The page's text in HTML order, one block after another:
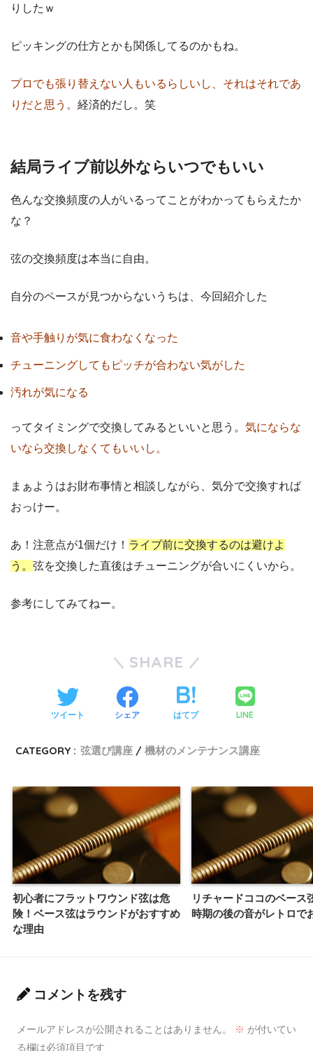
りしたｗ
ピッキングの仕方とかも関係してるのかもね。
プロでも張り替えない人もいるらしいし、それはそれであ
りだと思う。 経済的だし。笑
結局ライブ前以外ならいつでもいい
色んな交換頻度の人がいるってことがわかってもらえたか
な？
弦の交換頻度は本当に自由。
自分のペースが見つからないうちは、今回紹介した
音や手触りが気に食わなくなった
チューニングしてもピッチが合わない気がした
汚れが気になる
ってタイミングで交換してみるといいと思う。 気にならな
いなら交換しなくてもいいし。
まぁようはお財布事情と相談しながら、気分で交換すれば
おっけー。
あ！注意点が1個だけ！ ライブ前に交換するのは避けよ
う。 弦を交換した直後はチューニングが合いにくいから。
参考にしてみてねー。
SHARE
ツイート シェア はてブ LINE
CATEGORY : 弦選び講座 機材のメンテナンス講座
初心者にフラットワウンド弦は危
険！ベース弦はラウンドがおすすめ
な理由
リチャードココのベース
時期の後の音がレトロで
コメントを残す
メールアドレスが公開されることはありません。 ※ が付いてい
る欄は必須項目です